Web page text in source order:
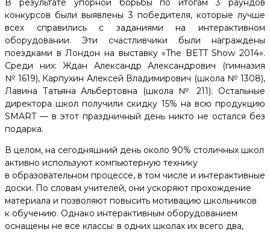
В результате упорной борьбы по итогам 3 раундов
конкурсов были выявлены 3 победителя, которые лучше
всех справились с заданиями на интерактивном
оборудовании. Эти счастливчики были награждены
поездками в Лондон на выставку «The BETT Show 2014».
Среди них: Ждан Александр Александрович (гимназия
№ 1619), Карпухин Алексей Владимирович (школа № 1308),
Лавина Татьяна Альбертовна (школа № 211). Остальные
директора школ получили скидку 15% на всю продукцию
SMART — в этот праздничный день никто не остался без
подарка.
В целом, на сегодняшний день около 90% столичных школ
активно используют компьютерную технику
в образовательном процессе, в том числе и интерактивные
доски. По словам учителей, они ускоряют прохождение
материала и позволяют повысить мотивацию школьников
к обучению. Однако интерактивным оборудованием
оснащены не все классы: в одних школах их всего два,